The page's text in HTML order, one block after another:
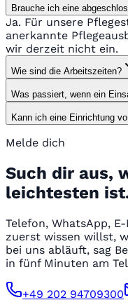
Brauche ich eine
Ja. Für unsere
anerkannte
wir derzeit nicht ein.
Wie sind die Arbeitszeiten?
Was passiert, wenn ein
Kann ich eine Einrichtung
Melde dich
Such dir aus,
leichtesten
Telefon, WhatsApp,
zuerst wissen willst,
bei uns abläuft, sag
in fünf Minuten am
+49 202 94709300